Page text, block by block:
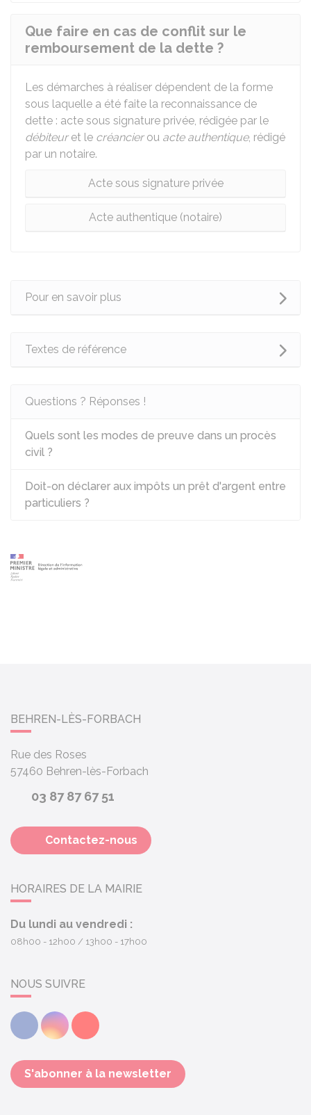
Que faire en cas de conflit sur le
remboursement de la dette ?
Les démarches à réaliser dépendent de la forme
sous laquelle a été faite la reconnaissance de
dette : acte sous signature privée, rédigée par le
débiteuret le créancierou acte authentique, rédigé
par un notaire.
Acte sous signature privée
Acte authentique (notaire)
Pour en savoir plus
Textes de référence
Questions ? Réponses !
Quels sont les modes de preuve dans un procès
civil ?
Doit-on déclarer aux impôts un prêt d'argent entre
particuliers ?
BEHREN-LÈS-FORBACH
Rue des Roses
57460 Behren-lès-Forbach
03 87 87 67 51
Contactez-nous
HORAIRES DE LA MAIRIE
Du lundi au vendredi :
08h00 - 12h00 13h00 - 17h00
NOUS SUIVRE
FacebookInstagramYoutube
S'abonner à la newsletter